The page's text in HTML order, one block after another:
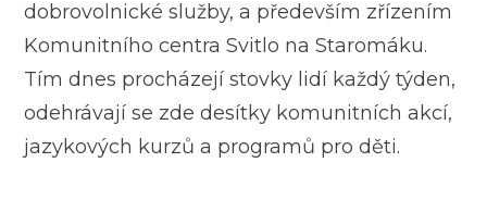
dobrovolnické služby, a především zřízením
Komunitního centra Svitlo na Staromáku.
Tím dnes procházejí stovky lidí každý týden,
odehrávají se zde desítky komunitních akcí,
jazykových kurzů a programů pro děti.